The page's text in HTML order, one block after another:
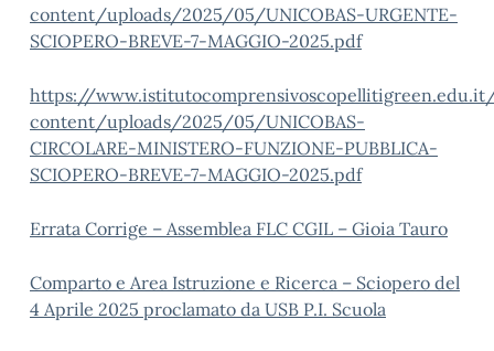
content/uploads/2025/05/UNICOBAS-URGENTE-
SCIOPERO-BREVE-7-MAGGIO-2025.pdf
https://
content/uploads/2025/05/UNICOBAS-
CIRCOLARE-MINISTERO-FUNZIONE-PUBBLICA-
SCIOPERO-BREVE-7-MAGGIO-2025.pdf
Errata Corrige – Assemblea FLC CGIL – Gioia Tauro
Comparto e Area Istruzione e Ricerca – Sciopero del
4 Aprile 2025 proclamato da USB P.I. Scuola